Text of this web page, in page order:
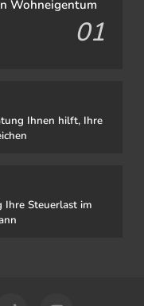
Wohneigentum
01
Ihnen hilft, Ihre
Ihre Steuerlast im